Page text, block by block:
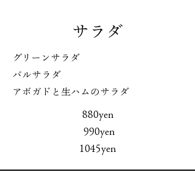
サラダ
グリーンサラダ
バルサラダ
アボガドと生ハムのサラダ
880yen
990yen
1045yen